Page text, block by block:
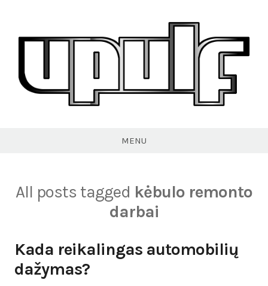
content
MENU
All posts tagged kėbulo remonto
darbai
Kada reikalingas automobilių
dažymas?